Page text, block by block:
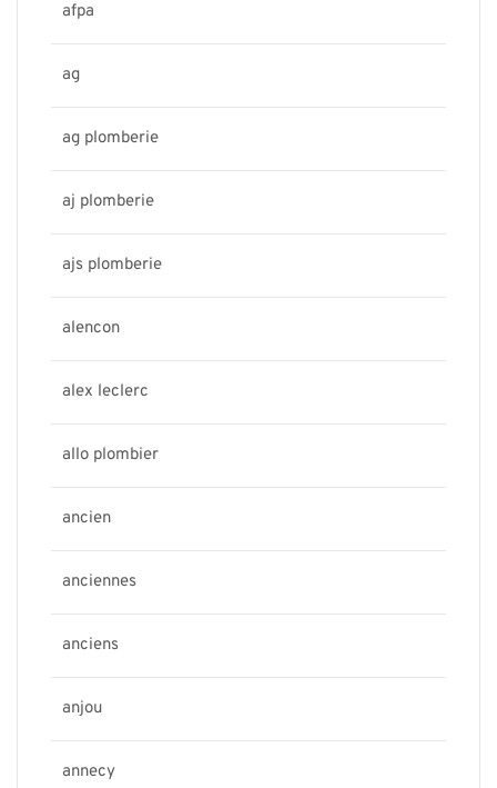
afpa
ag
ag plomberie
aj plomberie
ajs plomberie
alencon
alex leclerc
allo plombier
ancien
anciennes
anciens
anjou
annecy